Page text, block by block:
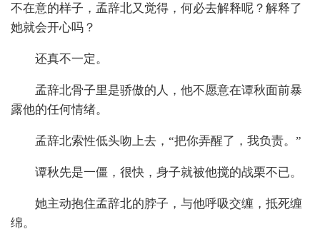
不在意的样子，孟辞北又觉得，何必去解释呢？解释了
她就会开心吗？
还真不一定。
孟辞北骨子里是骄傲的人，他不愿意在谭秋面前暴
露他的任何情绪。
孟辞北索性低头吻上去，“把你弄醒了，我负责。”
谭秋先是一僵，很快，身子就被他搅的战栗不已。
她主动抱住孟辞北的脖子，与他呼吸交缠，抵死缠
绵。